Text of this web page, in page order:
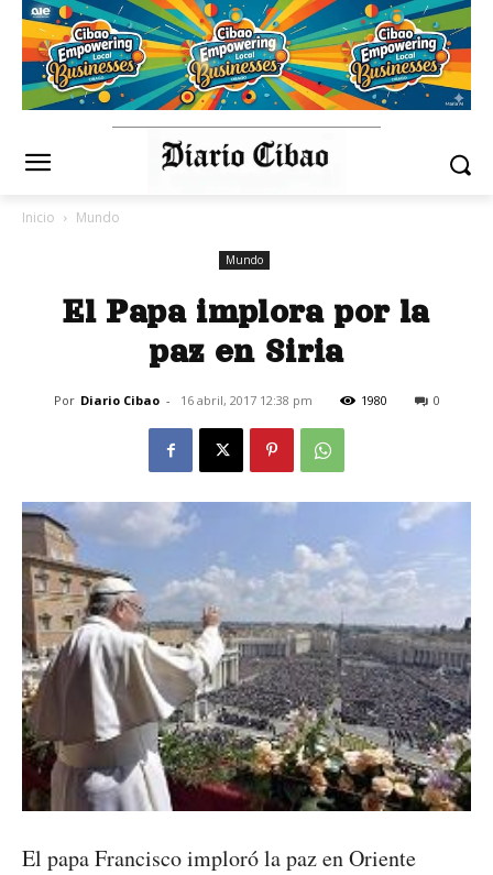
Inicio Mundo
Mundo
El Papa implora por la
paz en Siria
Por Diario Cibao - 16 abril, 2017 12:38 pm 1980 0
El papa Francisco imploró la paz en Oriente